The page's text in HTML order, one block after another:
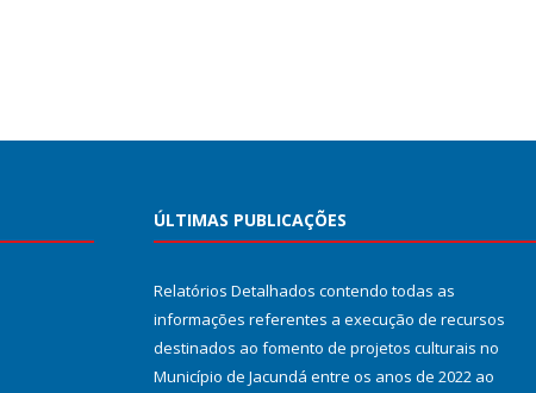
ÚLTIMAS PUBLICAÇÕES
Relatórios Detalhados contendo todas as
informações referentes a execução de recursos
destinados ao fomento de projetos culturais no
Município de Jacundá entre os anos de 2022 ao